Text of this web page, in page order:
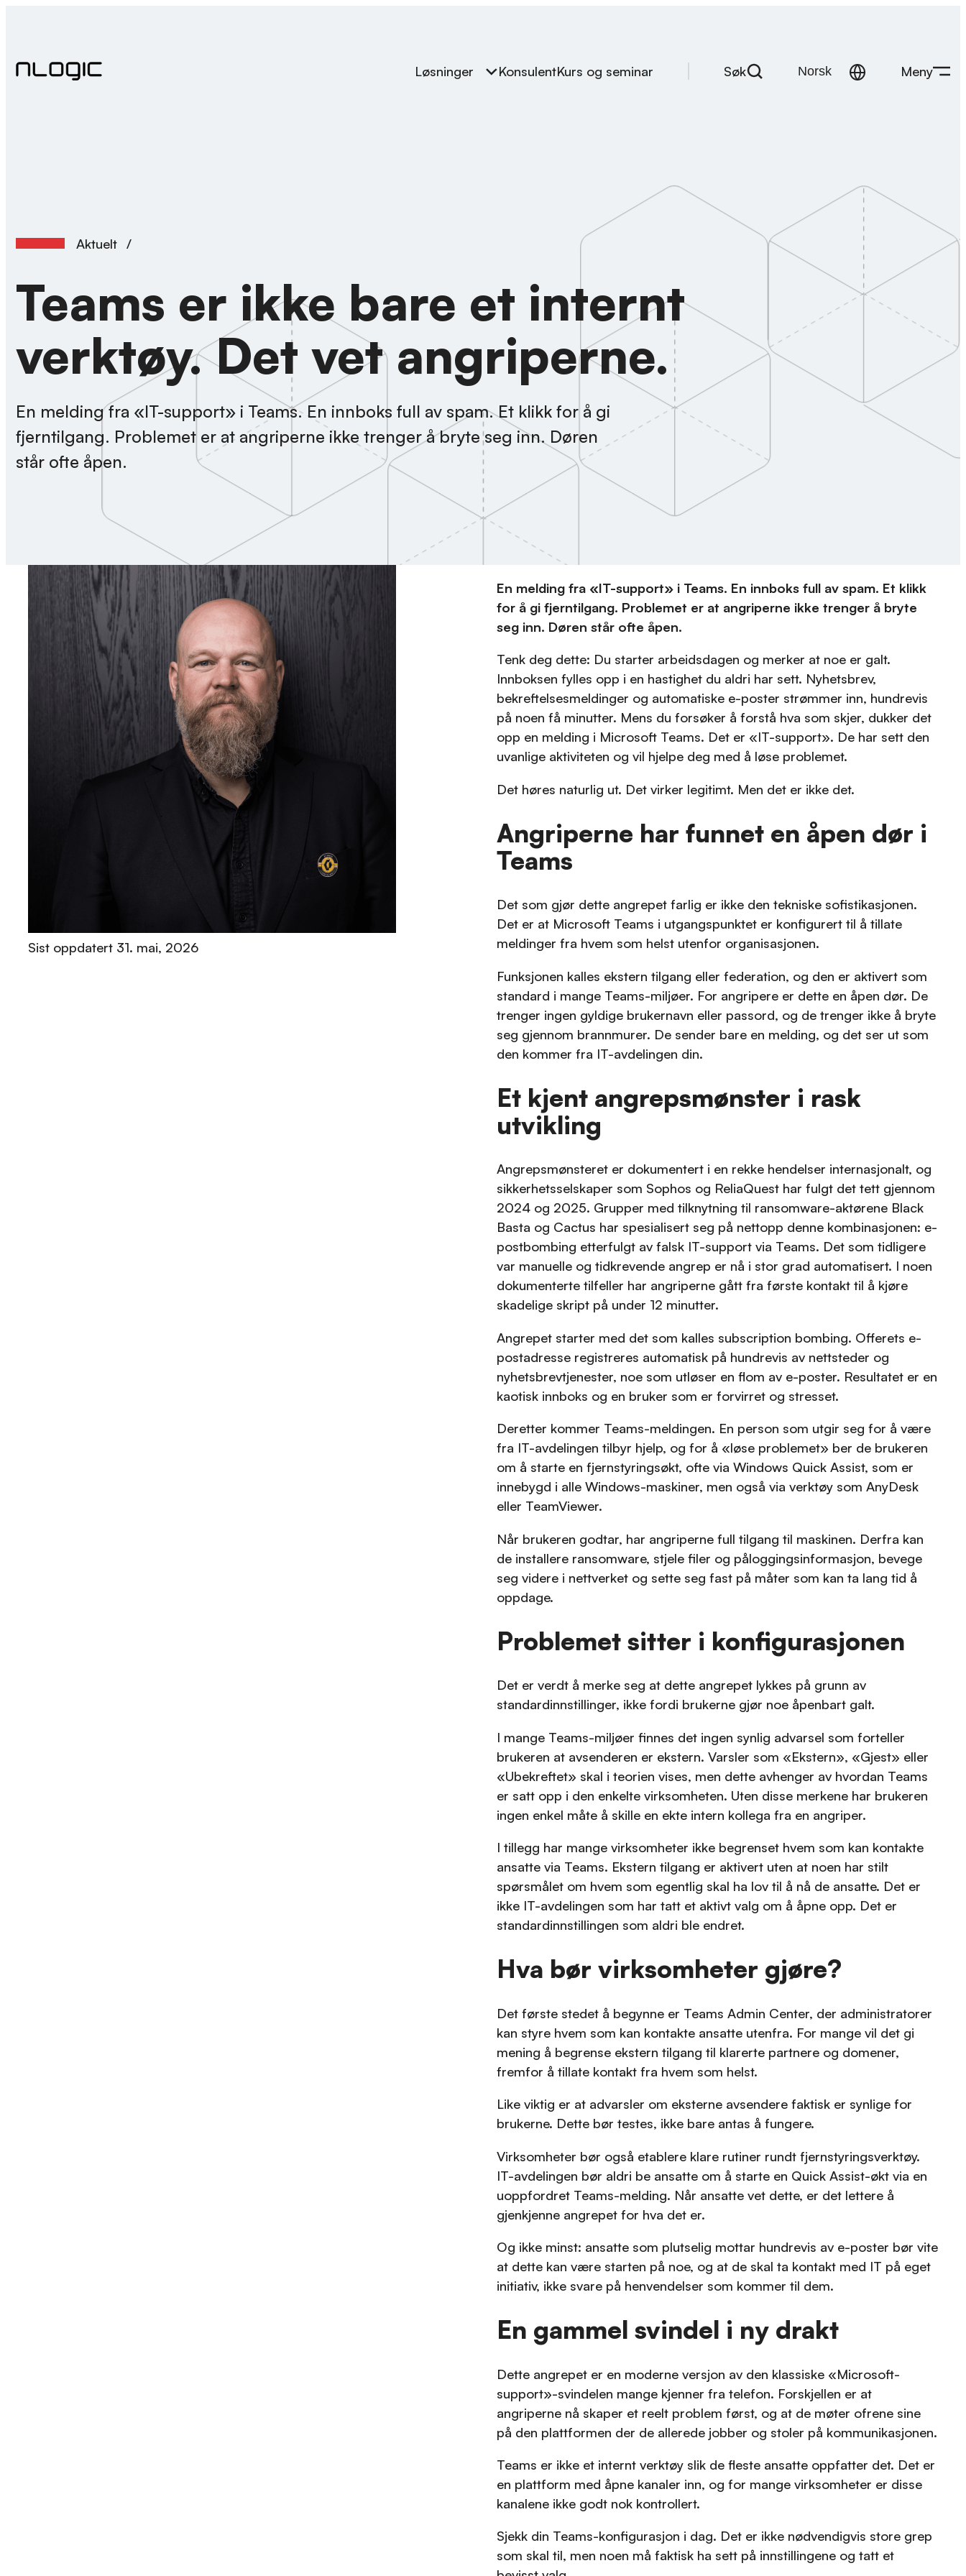
Løsninger
KonsulentKurs og seminar Søk Meny
Aktuelt /
Teams er ikke bare et internt
verktøy. Det vet angriperne.
En melding fra «IT-support» i Teams. En innboks full av spam. Et klikk for å gi
fjerntilgang. Problemet er at angriperne ikke trenger å bryte seg inn. Døren
står ofte åpen.
Sist oppdatert 31. mai, 2026
En melding fra «IT-support» i Teams. En innboks full av spam. Et klikk
for å gi fjerntilgang. Problemet er at angriperne ikke trenger å bryte
seg inn. Døren står ofte åpen.
Tenk deg dette: Du starter arbeidsdagen og merker at noe er galt.
Innboksen fylles opp i en hastighet du aldri har sett. Nyhetsbrev,
bekreftelsesmeldinger og automatiske e-poster strømmer inn, hundrevis
på noen få minutter. Mens du forsøker å forstå hva som skjer, dukker det
opp en melding i Microsoft Teams. Det er «IT-support». De har sett den
uvanlige aktiviteten og vil hjelpe deg med å løse problemet.
Det høres naturlig ut. Det virker legitimt. Men det er ikke det.
Angriperne har funnet en åpen dør i
Teams
Det som gjør dette angrepet farlig er ikke den tekniske sofistikasjonen.
Det er at Microsoft Teams i utgangspunktet er konfigurert til å tillate
meldinger fra hvem som helst utenfor organisasjonen.
Funksjonen kalles ekstern tilgang eller federation, og den er aktivert som
standard i mange Teams-miljøer. For angripere er dette en åpen dør. De
trenger ingen gyldige brukernavn eller passord, og de trenger ikke å bryte
seg gjennom brannmurer. De sender bare en melding, og det ser ut som
den kommer fra IT-avdelingen din.
Et kjent angrepsmønster i rask
utvikling
Angrepsmønsteret er dokumentert i en rekke hendelser internasjonalt, og
sikkerhetsselskaper som Sophos og ReliaQuest har fulgt det tett gjennom
2024 og 2025. Grupper med tilknytning til ransomware-aktørene Black
Basta og Cactus har spesialisert seg på nettopp denne kombinasjonen: e-
postbombing etterfulgt av falsk IT-support via Teams. Det som tidligere
var manuelle og tidkrevende angrep er nå i stor grad automatisert. I noen
dokumenterte tilfeller har angriperne gått fra første kontakt til å kjøre
skadelige skript på under 12 minutter.
Angrepet starter med det som kalles subscription bombing. Offerets e-
postadresse registreres automatisk på hundrevis av nettsteder og
nyhetsbrevtjenester, noe som utløser en flom av e-poster. Resultatet er en
kaotisk innboks og en bruker som er forvirret og stresset.
Deretter kommer Teams-meldingen. En person som utgir seg for å være
fra IT-avdelingen tilbyr hjelp, og for å «løse problemet» ber de brukeren
om å starte en fjernstyringsøkt, ofte via Windows Quick Assist, som er
innebygd i alle Windows-maskiner, men også via verktøy som AnyDesk
eller TeamViewer.
Når brukeren godtar, har angriperne full tilgang til maskinen. Derfra kan
de installere ransomware, stjele filer og påloggingsinformasjon, bevege
seg videre i nettverket og sette seg fast på måter som kan ta lang tid å
oppdage.
Problemet sitter i konfigurasjonen
Det er verdt å merke seg at dette angrepet lykkes på grunn av
standardinnstillinger, ikke fordi brukerne gjør noe åpenbart galt.
I mange Teams-miljøer finnes det ingen synlig advarsel som forteller
brukeren at avsenderen er ekstern. Varsler som «Ekstern», «Gjest» eller
«Ubekreftet» skal i teorien vises, men dette avhenger av hvordan Teams
er satt opp i den enkelte virksomheten. Uten disse merkene har brukeren
ingen enkel måte å skille en ekte intern kollega fra en angriper.
I tillegg har mange virksomheter ikke begrenset hvem som kan kontakte
ansatte via Teams. Ekstern tilgang er aktivert uten at noen har stilt
spørsmålet om hvem som egentlig skal ha lov til å nå de ansatte. Det er
ikke IT-avdelingen som har tatt et aktivt valg om å åpne opp. Det er
standardinnstillingen som aldri ble endret.
Hva bør virksomheter gjøre?
Det første stedet å begynne er Teams Admin Center, der administratorer
kan styre hvem som kan kontakte ansatte utenfra. For mange vil det gi
mening å begrense ekstern tilgang til klarerte partnere og domener,
fremfor å tillate kontakt fra hvem som helst.
Like viktig er at advarsler om eksterne avsendere faktisk er synlige for
brukerne. Dette bør testes, ikke bare antas å fungere.
Virksomheter bør også etablere klare rutiner rundt fjernstyringsverktøy.
IT-avdelingen bør aldri be ansatte om å starte en Quick Assist-økt via en
uoppfordret Teams-melding. Når ansatte vet dette, er det lettere å
gjenkjenne angrepet for hva det er.
Og ikke minst: ansatte som plutselig mottar hundrevis av e-poster bør vite
at dette kan være starten på noe, og at de skal ta kontakt med IT på eget
initiativ, ikke svare på henvendelser som kommer til dem.
En gammel svindel i ny drakt
Dette angrepet er en moderne versjon av den klassiske «Microsoft-
support»-svindelen mange kjenner fra telefon. Forskjellen er at
angriperne nå skaper et reelt problem først, og at de møter ofrene sine
på den plattformen der de allerede jobber og stoler på kommunikasjonen.
Teams er ikke et internt verktøy slik de fleste ansatte oppfatter det. Det er
en plattform med åpne kanaler inn, og for mange virksomheter er disse
kanalene ikke godt nok kontrollert.
Sjekk din Teams-konfigurasjon i dag. Det er ikke nødvendigvis store grep
som skal til, men noen må faktisk ha sett på innstillingene og tatt et